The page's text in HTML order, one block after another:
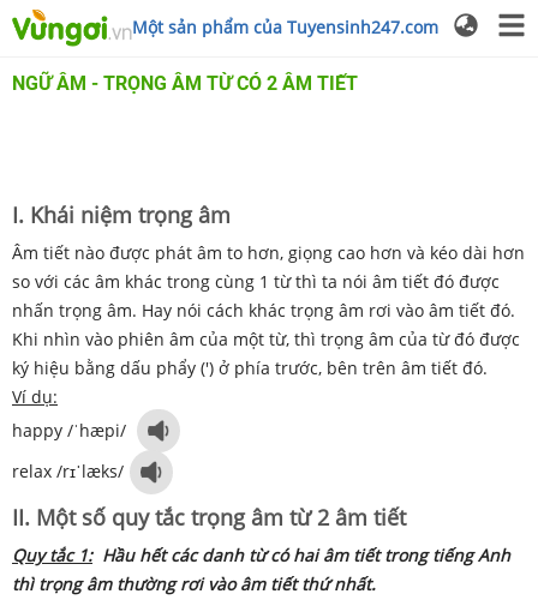
Một sản phẩm của Tuyensinh247.com
NGỮ ÂM - TRỌNG ÂM TỪ CÓ 2 ÂM TIẾT
I. Khái niệm trọng âm
Âm tiết nào được phát âm to hơn, giọng cao hơn và kéo dài hơn
so với các âm khác trong cùng 1 từ thì ta nói âm tiết đó được
nhấn trọng âm. Hay nói cách khác trọng âm rơi vào âm tiết đó.
Khi nhìn vào phiên âm của một từ, thì trọng âm của từ đó được
ký hiệu bằng dấu phẩy (') ở phía trước, bên trên âm tiết đó.
Ví dụ:
happy /ˈhæpi/
relax /rɪˈlæks/
II. Một số quy tắc trọng âm từ 2 âm tiết
Quy tắc 1:Hầu hết các danh từ có hai âm tiết trong tiếng Anh
thì trọng âm thường rơi vào âm tiết thứ nhất.